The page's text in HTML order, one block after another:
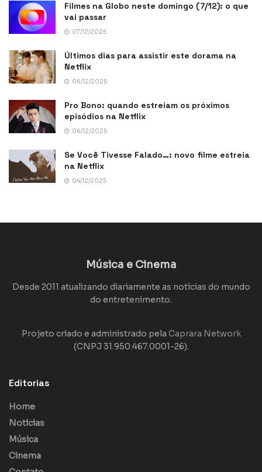
Filmes na Globo neste domingo (7/12): o que
vai passar
07/12/2025
Últimos dias para assistir este dorama na
Netflix
06/12/2025
Pro Bono: quando estreiam os próximos
episódios na Netflix
06/12/2025
Se Você Tivesse Falado…: novo filme estreia
na Netflix
04/12/2025
Música e Cinema
Desde 2011 atualizando diariamente as notícias do mundo
do entretenimento.
Projeto criado e administrado pela Caprara Network
(CNPJ 31.950.467.0001-26).
Editorias
Home
Notícias
Música
Cinema